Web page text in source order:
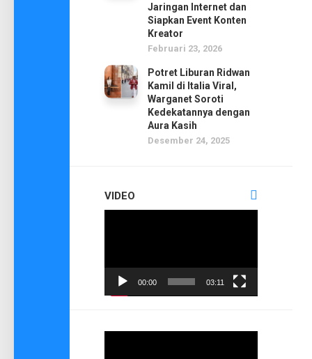
Jaringan Internet dan
Siapkan Event Konten
Kreator
Februari 23, 2026
Potret Liburan Ridwan
Kamil di Italia Viral,
Warganet Soroti
Kedekatannya dengan
Aura Kasih
Desember 24, 2025
VIDEO
00:00 03:11